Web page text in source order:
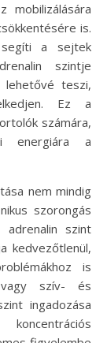
mobilizálására
is.
a sejtek
szintje
lehetővé teszi,
Ez a
számára,
energiára a
nem mindig
szorongás
adrenalin szint
kedvezőtlenül,
is
vagy szív- és
ingadozása